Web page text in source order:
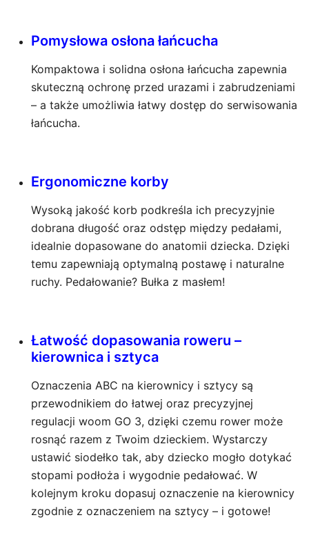
Pomysłowa osłona łańcucha
Kompaktowa i solidna osłona łańcucha zapewnia
skuteczną ochronę przed urazami i zabrudzeniami
– a także umożliwia łatwy dostęp do serwisowania
łańcucha.
Ergonomiczne korby
Wysoką jakość korb podkreśla ich precyzyjnie
dobrana długość oraz odstęp między pedałami,
idealnie dopasowane do anatomii dziecka. Dzięki
temu zapewniają optymalną postawę i naturalne
ruchy. Pedałowanie? Bułka z masłem!
Łatwość dopasowania roweru –
kierownica i sztyca
Oznaczenia ABC na kierownicy i sztycy są
przewodnikiem do łatwej oraz precyzyjnej
regulacji woom GO 3, dzięki czemu rower może
rosnąć razem z Twoim dzieckiem. Wystarczy
ustawić siodełko tak, aby dziecko mogło dotykać
stopami podłoża i wygodnie pedałować. W
kolejnym kroku dopasuj oznaczenie na kierownicy
zgodnie z oznaczeniem na sztycy – i gotowe!